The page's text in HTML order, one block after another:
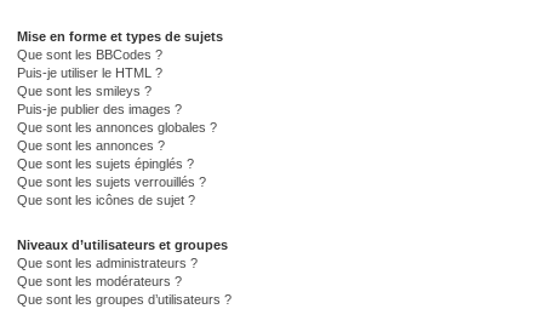
Mise en forme et types de sujets
Que sont les BBCodes ?
Puis-je utiliser le HTML ?
Que sont les smileys ?
Puis-je publier des images ?
Que sont les annonces globales ?
Que sont les annonces ?
Que sont les sujets épinglés ?
Que sont les sujets verrouillés ?
Que sont les icônes de sujet ?
Niveaux d’utilisateurs et groupes
Que sont les administrateurs ?
Que sont les modérateurs ?
Que sont les groupes d’utilisateurs ?